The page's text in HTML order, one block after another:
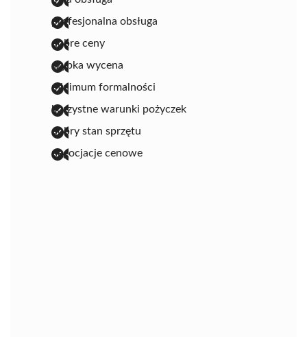
profesjonalna obsługa
dobre ceny
szybka wycena
minimum formalności
korzystne warunki pożyczek
dobry stan sprzętu
negocjacje cenowe